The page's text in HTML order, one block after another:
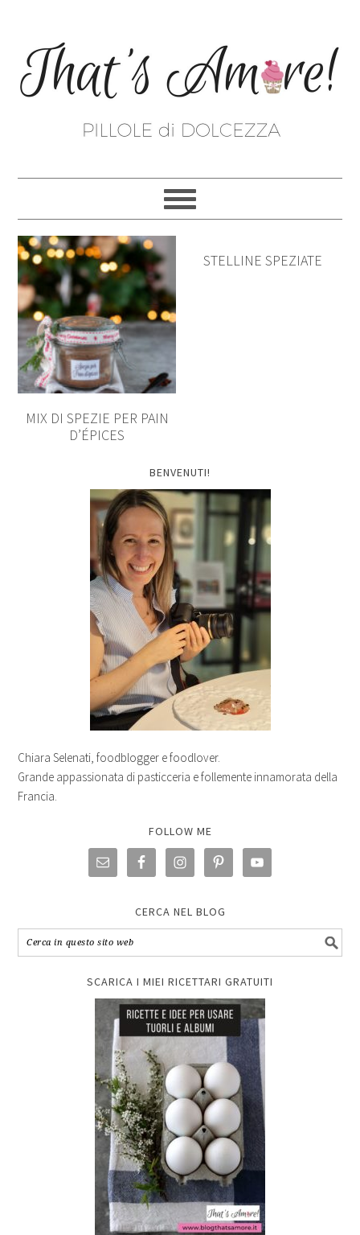
MIX DI SPEZIE PER PAIN
D’ÉPICES
STELLINE SPEZIATE
BENVENUTI!
Chiara Selenati, foodblogger e foodlover.
Grande appassionata di pasticceria e follemente innamorata della
Francia.
FOLLOW ME
CERCA NEL BLOG
SCARICA I MIEI RICETTARI GRATUITI